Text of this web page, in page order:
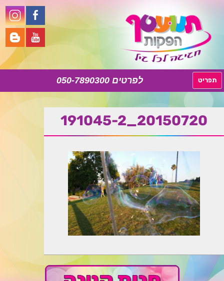
050-7890300 תפריט
לתוכן
20150720_191045-2